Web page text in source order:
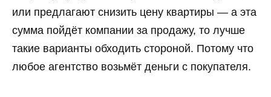
или предлагают снизить цену квартиры — а эта
сумма пойдёт компании за продажу, то лучше
такие варианты обходить стороной. Потому что
любое агентство возьмёт деньги с покупателя.